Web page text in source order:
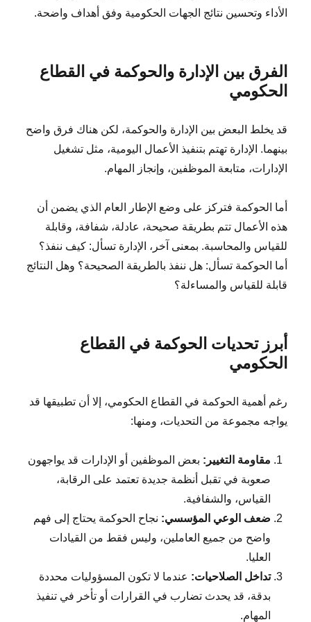
الأداء وتحسين نتائج الجهات الحكومية وفق أهداف واضحة.
الفرق بين الإدارة والحوكمة في القطاع
الحكومي
قد يخلط البعض بين الإدارة والحوكمة، لكن هناك فرق واضح
بينهما. الإدارة تهتم بتنفيذ الأعمال اليومية، مثل تشغيل
الإدارات، متابعة الموظفين، وإنجاز المهام.
أما الحوكمة فتركز على وضع الإطار العام الذي يضمن أن
هذه الأعمال تتم بطريقة صحيحة، عادلة، شفافة، وقابلة
للقياس والمحاسبة. بمعنى آخر، الإدارة تسأل: كيف ننفذ؟
أما الحوكمة تسأل: هل ننفذ بالطريقة الصحيحة؟ وهل النتائج
قابلة للقياس والمساءلة؟
أبرز تحديات الحوكمة في القطاع
الحكومي
رغم أهمية الحوكمة في القطاع الحكومي، إلا أن تطبيقها قد
يواجه مجموعة من التحديات، ومنها:
مقاومة التغيير: بعض الموظفين أو الإدارات قد يواجهون
صعوبة في تقبل أنظمة جديدة تعتمد على الرقابة،
القياس، والشفافية.
ضعف الوعي المؤسسي: نجاح الحوكمة يحتاج إلى فهم
واضح من جميع العاملين، وليس فقط من القيادات
العليا.
تداخل الصلاحيات: عندما لا تكون المسؤوليات محددة
بدقة، قد يحدث تضارب في القرارات أو تأخر في تنفيذ
المهام.